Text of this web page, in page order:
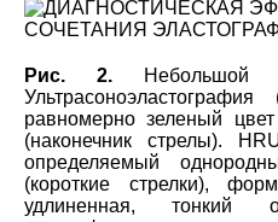
Рис. 2. Небольшой
равномерно зеленый
(наконечник стрелы).
определяемый
(короткие стрелки),
удлиненная, тонкий